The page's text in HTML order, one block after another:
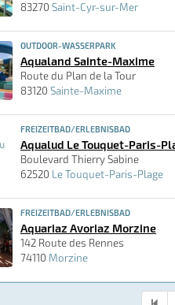
83270 Saint-Cyr-sur-Mer
OUTDOOR-WASSERPARK
Aqualand Sainte-Maxime
Route du Plan de la Tour
83120 Sainte-Maxime
FREIZEITBAD/ERLEBNISBAD
Aqualud Le Touquet-Paris-
Boulevard Thierry Sabine
62520 Le Touquet-Paris-Plage
FREIZEITBAD/ERLEBNISBAD
Aquariaz Avoriaz Morzine
142 Route des Rennes
74110 Morzine